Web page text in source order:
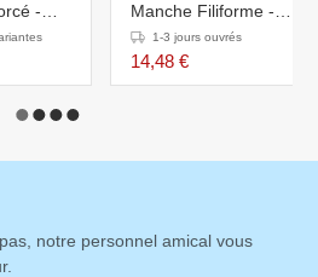
-
Manche Filiforme -
Ø150x440mm
1-3 jours ouvrés
14,48 €
notre personnel amical vous